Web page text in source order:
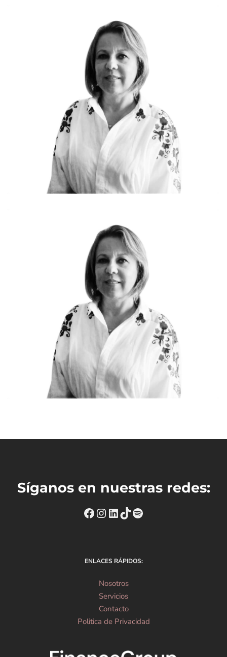
Síganos en nuestras redes:
https://
Instagram
https://
TikTokSpotify
ENLACES RÁPIDOS:
Nosotros
Servicios
Contacto
Politica de Privacidad